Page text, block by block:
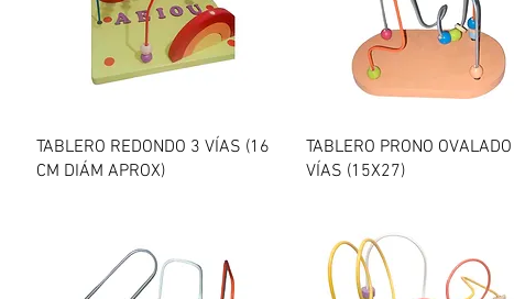
Vista rápida
TABLERO REDONDO 3 VÍAS (16
CM DIÁM APROX)
Vista rápida
TABLERO PRONO
VÍAS (15X27)